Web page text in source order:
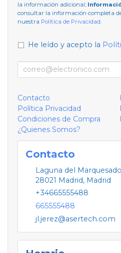
la información adicional;
consultar la información completa
nuestra Política de Privacidad
He leído y acepto la
Contacto
Política Privacidad
Condiciones de Compra
¿Quienes Somos?
Contacto
Laguna del
28021 Madrid, Madrid
+34665555488
665555488
jl.jerez@asertech.com